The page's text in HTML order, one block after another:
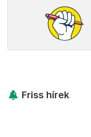
Legfontosabb